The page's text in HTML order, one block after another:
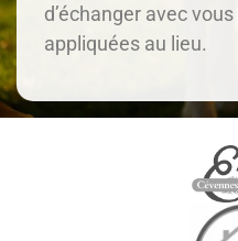
d’échanger avec
appliquées au lieu.